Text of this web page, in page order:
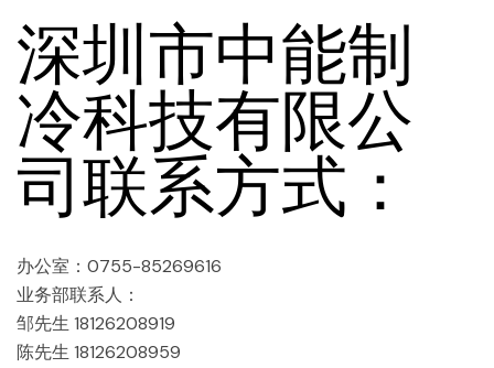
深圳市中能制
冷科技有限公
司联系方式：
办公室：0755-85269616
业务部联系人：
邹先生 18126208919
陈先生 18126208959